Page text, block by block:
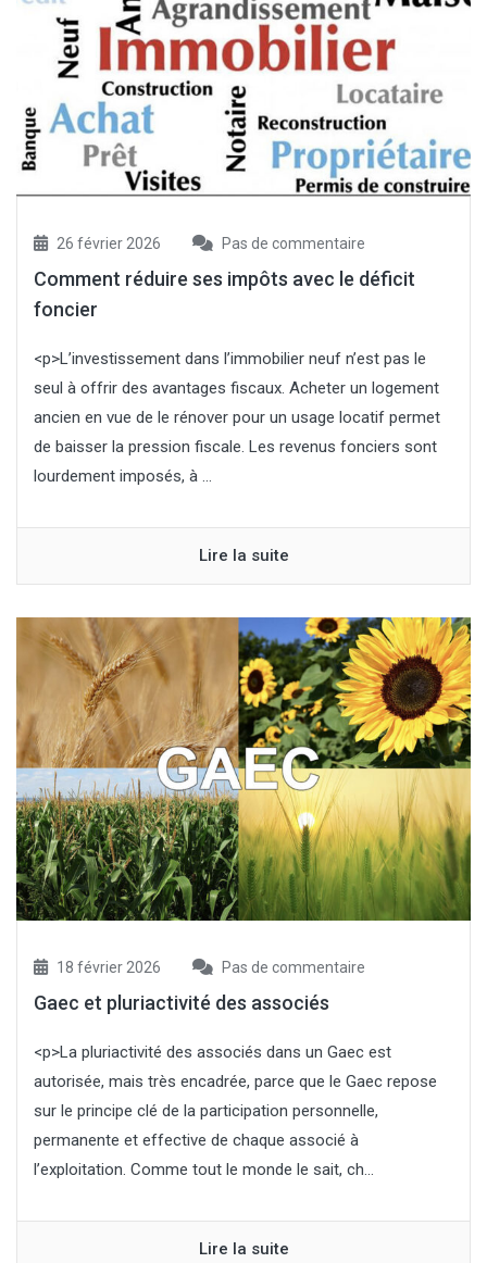
26 février 2026 Pas de commentaire
Comment réduire ses impôts avec le déficit
foncier
<p>L’investissement dans l’immobilier neuf n’est pas le
seul à offrir des avantages fiscaux. Acheter un logement
ancien en vue de le rénover pour un usage locatif permet
de baisser la pression fiscale. Les revenus fonciers sont
lourdement imposés, à ...
Lire la suite
18 février 2026 Pas de commentaire
Gaec et pluriactivité des associés
<p>La pluriactivité des associés dans un Gaec est
autorisée, mais très encadrée, parce que le Gaec repose
sur le principe clé de la participation personnelle,
permanente et effective de chaque associé à
l’exploitation. Comme tout le monde le sait, ch...
Lire la suite